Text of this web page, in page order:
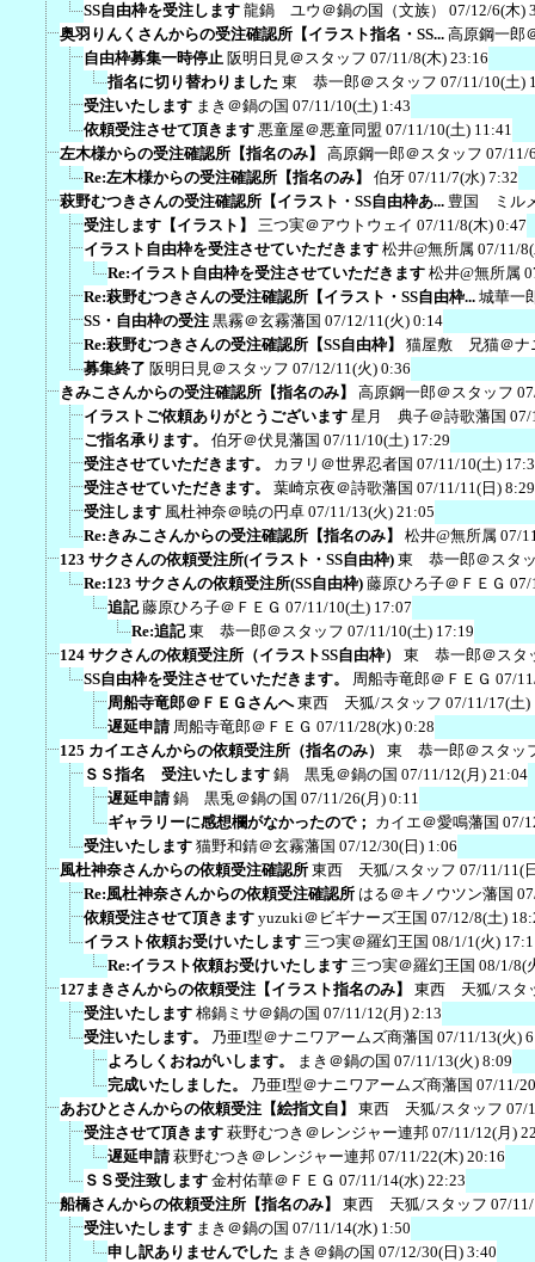
SS自由枠を受注します 龍鍋 ユウ＠鍋の国（文族）
07/12/6(木)
奥羽りんくさんからの受注確認所【イラスト指名・SS... 高原鋼一郎
自由枠募集一時停止 阪明日見＠スタッフ 07/11/8(木) 23:16
指名に切り替わりました 東 恭一郎＠スタッフ 07/11/10(土)
受注いたします まき＠鍋の国 07/11/10(土) 1:43
依頼受注させて頂きます 悪童屋＠悪童同盟 07/11/10(土) 11:41
左木様からの受注確認所【指名のみ】
高原鋼一郎＠スタッフ 07/11/
Re:左木様からの受注確認所【指名のみ】
伯牙 07/11/7(水) 7:32
萩野むつきさんの受注確認所【イラスト・SS自由枠あ... 豊国 ミル
受注します【イラスト】
三つ実＠アウトウェイ 07/11/8(木) 0:47
イラスト自由枠を受注させていただきます 松井@無所属 07/11/
Re:イラスト自由枠を受注させていただきます 松井@無所属
Re:萩野むつきさんの受注確認所【イラスト・SS自由枠... 城華一
SS・自由枠の受注 黒霧＠玄霧藩国 07/12/11(火) 0:14
Re:萩野むつきさんの受注確認所【SS自由枠】
猫屋敷 兄猫＠ナ
募集終了 阪明日見＠スタッフ 07/12/11(火) 0:36
きみこさんからの受注確認所【指名のみ】
高原鋼一郎＠スタッフ
イラストご依頼ありがとうございます 星月 典子＠詩歌藩国 07/
ご指名承ります。
伯牙＠伏見藩国 07/11/10(土) 17:29
受注させていただきます。
カヲリ＠世界忍者国 07/11/10(土)
受注させていただきます。
葉崎京夜＠詩歌藩国 07/11/11(日) 8:29
受注します 風杜神奈＠暁の円卓 07/11/13(火) 21:05
Re:きみこさんからの受注確認所【指名のみ】
松井@無所属 07/
123 サクさんの依頼受注所(イラスト・SS自由枠) 東 恭一郎＠スタ
Re:123 サクさんの依頼受注所(SS自由枠) 藤原ひろ子＠ＦＥＧ 07/
追記 藤原ひろ子＠ＦＥＧ 07/11/10(土) 17:07
Re:追記 東 恭一郎＠スタッフ 07/11/10(土) 17:19
124 サクさんの依頼受注所（イラストSS自由枠）
東 恭一郎＠スタ
SS自由枠を受注させていただきます。
周船寺竜郎＠ＦＥＧ 07/
周船寺竜郎＠ＦＥＧさんへ 東西 天狐/スタッフ 07/11/17(土)
遅延申請 周船寺竜郎＠ＦＥＧ 07/11/28(水) 0:28
125 カイエさんからの依頼受注所（指名のみ）
東 恭一郎＠スタッ
ＳＳ指名 受注いたします 鍋 黒兎＠鍋の国 07/11/12(月) 21:04
遅延申請 鍋 黒兎＠鍋の国 07/11/26(月) 0:11
ギャラリーに感想欄がなかったので； カイエ＠愛鳴藩国 07/
受注いたします 猫野和錆＠玄霧藩国 07/12/30(日) 1:06
風杜神奈さんからの依頼受注確認所 東西 天狐/スタッフ 07/11/11(
Re:風杜神奈さんからの依頼受注確認所 はる＠キノウツン藩国
依頼受注させて頂きます yuzuki＠ビギナーズ王国 07/12/8(土)
イラスト依頼お受けいたします 三つ実＠羅幻王国 08/1/1(火)
Re:イラスト依頼お受けいたします 三つ実＠羅幻王国 08/1/8(
127まきさんからの依頼受注【イラスト指名のみ】
東西 天狐/スタ
受注いたします 棉鍋ミサ＠鍋の国 07/11/12(月) 2:13
受注いたします。
乃亜I型＠ナニワアームズ商藩国 07/11/13(火)
よろしくおねがいします。
まき＠鍋の国 07/11/13(火) 8:09
完成いたしました。
乃亜I型＠ナニワアームズ商藩国 07/11/
あおひとさんからの依頼受注【絵指文自】
東西 天狐/スタッフ 07/
受注させて頂きます 萩野むつき＠レンジャー連邦 07/11/12(月)
遅延申請 萩野むつき＠レンジャー連邦 07/11/22(木) 20:16
ＳＳ受注致します 金村佑華＠ＦＥＧ 07/11/14(水) 22:23
船橋さんからの依頼受注所【指名のみ】
東西 天狐/スタッフ 07/
受注いたします まき＠鍋の国 07/11/14(水) 1:50
申し訳ありませんでした まき＠鍋の国 07/12/30(日) 3:40